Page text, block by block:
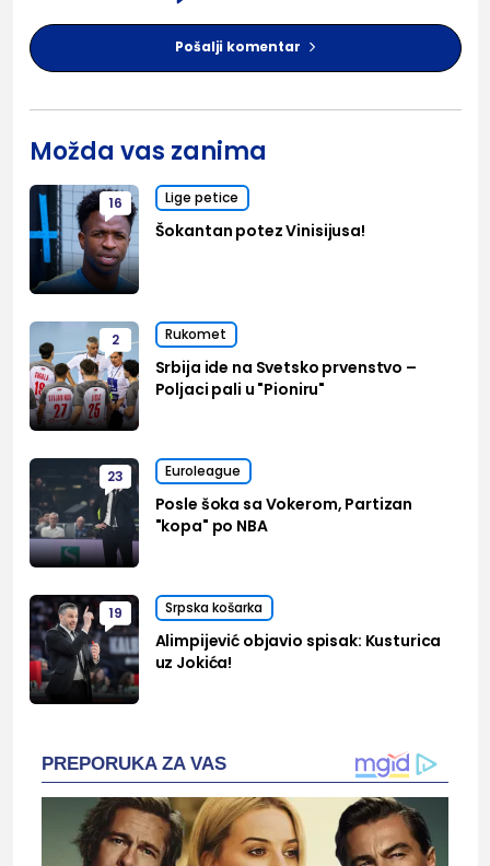
Pošalji komentar
Možda vas zanima
16 Lige petice
Šokantan potez Vinisijusa!
2 Rukomet
Srbija ide na Svetsko prvenstvo –
Poljaci pali u "Pioniru"
23 Euroleague
Posle šoka sa Vokerom, Partizan
"kopa" po NBA
19 Srpska košarka
Alimpijević objavio spisak: Kusturica
uz Jokića!
PREPORUKA ZA VAS